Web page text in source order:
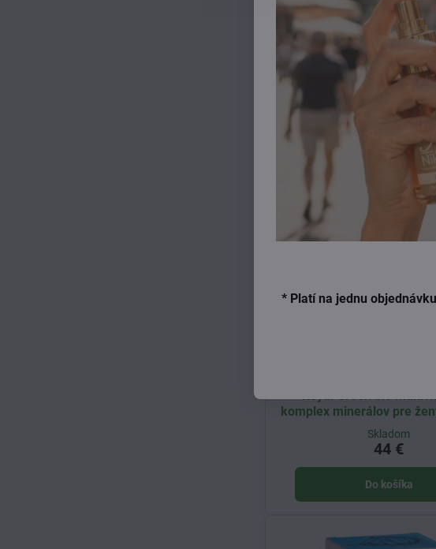
Royal Green
B12 60 kapsúl
Skladom
32 €
Do košíka
Royal Green bio
komplex minerálov pre
Skladom
44 €
Do košíka
* Platí na jednu